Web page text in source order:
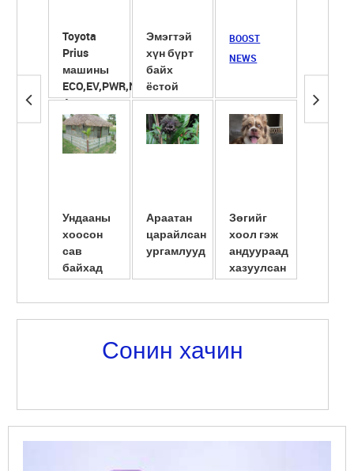
Toyota
Prius
машины
ECO,EV,PWR,NRL
4 горим
Ундааны
хоосон
сав
байхад
амьдарчих
юм байна
л даа
Эмэгтэй
хүн бүрт
байх
ёстой
гутлууд
Араатан
царайлсан
ургамлууд
BOOST
NEWS
Зөгийг
хоол гэж
андуураад
хазуулсан
нь
...
Сонин хачин